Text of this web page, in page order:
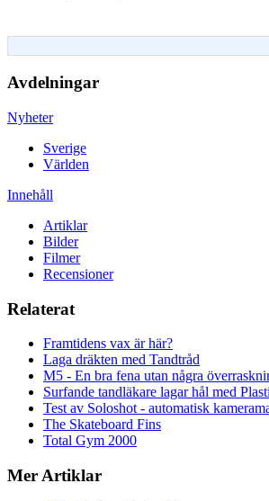
Avdelningar
Nyheter
Sverige
Världen
Innehåll
Artiklar
Bilder
Filmer
Recensioner
Relaterat
Framtidens vax är här?
Laga dräkten med Tandtråd
M5 - En bra fena utan några
Surfande tandläkare lagar hål med
Test av Soloshot - automatisk
The Skateboard Fins
Total Gym 2000
Mer Artiklar